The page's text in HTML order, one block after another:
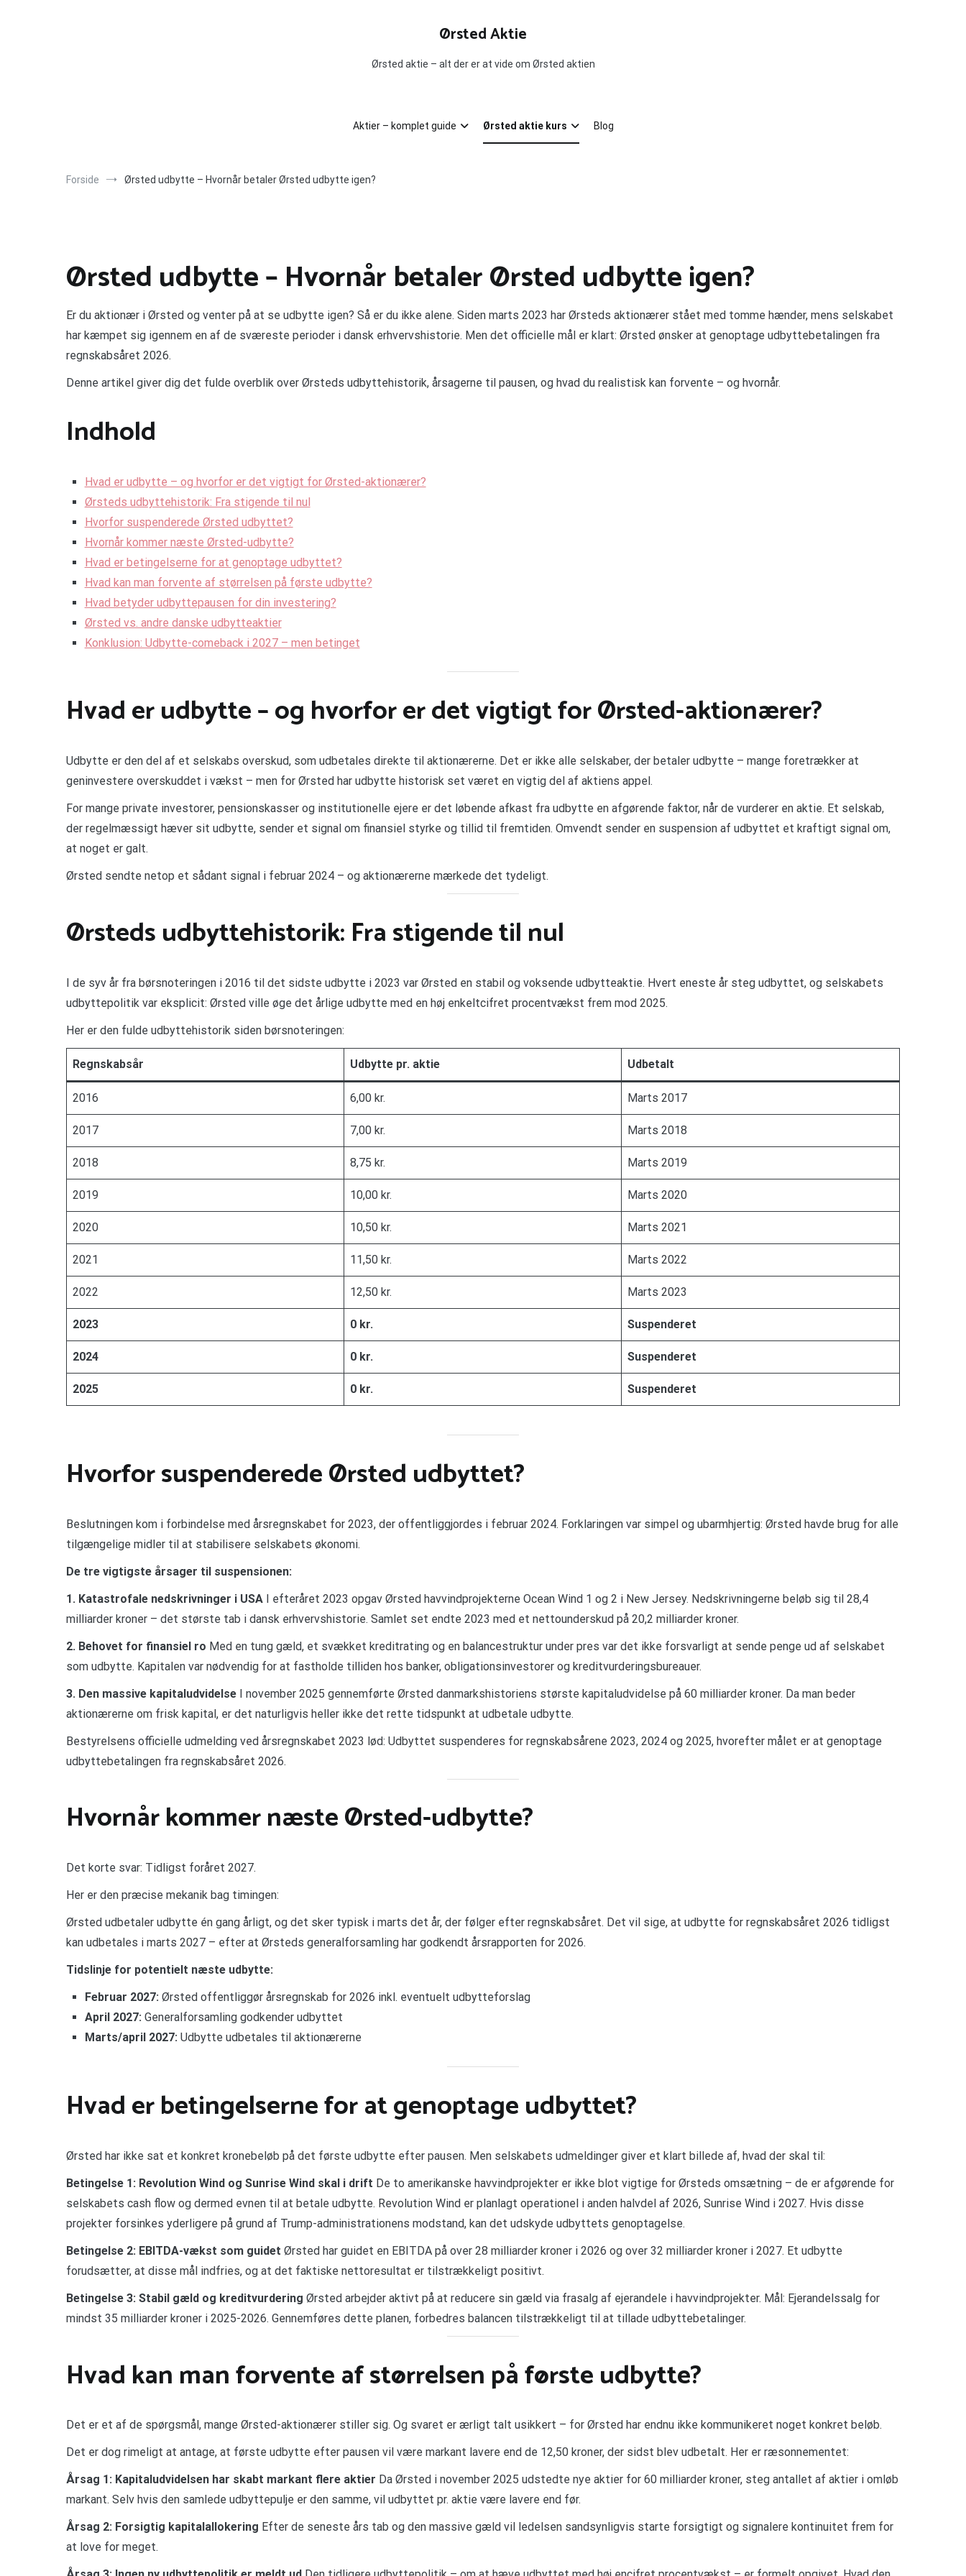
Ørsted Aktie
Ørsted aktie – alt der er at vide om Ørsted aktien
Aktier – komplet guide Ørsted aktie kurs Blog
Forside Ørsted udbytte – Hvornår betaler Ørsted udbytte igen?
Ørsted udbytte – Hvornår betaler Ørsted udbytte igen?
Er du aktionær i Ørsted og venter på at se udbytte igen? Så er du ikke alene. Siden marts 2023 har Ørsteds aktionærer stået med tomme hænder, mens selskabet
har kæmpet sig igennem en af de sværeste perioder i dansk erhvervshistorie. Men det officielle mål er klart: Ørsted ønsker at genoptage udbyttebetalingen fra
regnskabsåret 2026.
Denne artikel giver dig det fulde overblik over Ørsteds udbyttehistorik, årsagerne til pausen, og hvad du realistisk kan forvente – og hvornår.
Indhold
Hvad er udbytte – og hvorfor er det vigtigt for Ørsted-aktionærer?
Ørsteds udbyttehistorik: Fra stigende til nul
Hvorfor suspenderede Ørsted udbyttet?
Hvornår kommer næste Ørsted-udbytte?
Hvad er betingelserne for at genoptage udbyttet?
Hvad kan man forvente af størrelsen på første udbytte?
Hvad betyder udbyttepausen for din investering?
Ørsted vs. andre danske udbytteaktier
Konklusion: Udbytte-comeback i 2027 – men betinget
Hvad er udbytte – og hvorfor er det vigtigt for Ørsted-aktionærer?
Udbytte er den del af et selskabs overskud, som udbetales direkte til aktionærerne. Det er ikke alle selskaber, der betaler udbytte – mange foretrækker at
geninvestere overskuddet i vækst – men for Ørsted har udbytte historisk set været en vigtig del af aktiens appel.
For mange private investorer, pensionskasser og institutionelle ejere er det løbende afkast fra udbytte en afgørende faktor, når de vurderer en aktie. Et selskab,
der regelmæssigt hæver sit udbytte, sender et signal om finansiel styrke og tillid til fremtiden. Omvendt sender en suspension af udbyttet et kraftigt signal om,
at noget er galt.
Ørsted sendte netop et sådant signal i februar 2024 – og aktionærerne mærkede det tydeligt.
Ørsteds udbyttehistorik: Fra stigende til nul
I de syv år fra børsnoteringen i 2016 til det sidste udbytte i 2023 var Ørsted en stabil og voksende udbytteaktie. Hvert eneste år steg udbyttet, og selskabets
udbyttepolitik var eksplicit: Ørsted ville øge det årlige udbytte med en høj enkeltcifret procentvækst frem mod 2025.
Her er den fulde udbyttehistorik siden børsnoteringen:
Regnskabsår Udbytte pr. aktie Udbetalt
2016 6,00 kr. Marts 2017
2017 7,00 kr. Marts 2018
2018 8,75 kr. Marts 2019
2019 10,00 kr. Marts 2020
2020 10,50 kr. Marts 2021
2021 11,50 kr. Marts 2022
2022 12,50 kr. Marts 2023
2023 0 kr. Suspenderet
2024 0 kr. Suspenderet
2025 0 kr. Suspenderet
Hvorfor suspenderede Ørsted udbyttet?
Beslutningen kom i forbindelse med årsregnskabet for 2023, der offentliggjordes i februar 2024. Forklaringen var simpel og ubarmhjertig: Ørsted havde brug for alle
tilgængelige midler til at stabilisere selskabets økonomi.
De tre vigtigste årsager til suspensionen:
1. Katastrofale nedskrivninger i USA I efteråret 2023 opgav Ørsted havvindprojekterne Ocean Wind 1 og 2 i New Jersey. Nedskrivningerne beløb sig til 28,4
milliarder kroner – det største tab i dansk erhvervshistorie. Samlet set endte 2023 med et nettounderskud på 20,2 milliarder kroner.
2. Behovet for finansiel ro Med en tung gæld, et svækket kreditrating og en balancestruktur under pres var det ikke forsvarligt at sende penge ud af selskabet
som udbytte. Kapitalen var nødvendig for at fastholde tilliden hos banker, obligationsinvestorer og kreditvurderingsbureauer.
3. Den massive kapitaludvidelse I november 2025 gennemførte Ørsted danmarkshistoriens største kapitaludvidelse på 60 milliarder kroner. Da man beder
aktionærerne om frisk kapital, er det naturligvis heller ikke det rette tidspunkt at udbetale udbytte.
Bestyrelsens officielle udmelding ved årsregnskabet 2023 lød: Udbyttet suspenderes for regnskabsårene 2023, 2024 og 2025, hvorefter målet er at genoptage
udbyttebetalingen fra regnskabsåret 2026.
Hvornår kommer næste Ørsted-udbytte?
Det korte svar: Tidligst foråret 2027.
Her er den præcise mekanik bag timingen:
Ørsted udbetaler udbytte én gang årligt, og det sker typisk i marts det år, der følger efter regnskabsåret. Det vil sige, at udbytte for regnskabsåret 2026 tidligst
kan udbetales i marts 2027 – efter at Ørsteds generalforsamling har godkendt årsrapporten for 2026.
Tidslinje for potentielt næste udbytte:
Februar 2027: Ørsted offentliggør årsregnskab for 2026 inkl. eventuelt udbytteforslag
April 2027: Generalforsamling godkender udbyttet
Marts/april 2027: Udbytte udbetales til aktionærerne
Hvad er betingelserne for at genoptage udbyttet?
Ørsted har ikke sat et konkret kronebeløb på det første udbytte efter pausen. Men selskabets udmeldinger giver et klart billede af, hvad der skal til:
Betingelse 1: Revolution Wind og Sunrise Wind skal i drift De to amerikanske havvindprojekter er ikke blot vigtige for Ørsteds omsætning – de er afgørende for
selskabets cash flow og dermed evnen til at betale udbytte. Revolution Wind er planlagt operationel i anden halvdel af 2026, Sunrise Wind i 2027. Hvis disse
projekter forsinkes yderligere på grund af Trump-administrationens modstand, kan det udskyde udbyttets genoptagelse.
Betingelse 2: EBITDA-vækst som guidet Ørsted har guidet en EBITDA på over 28 milliarder kroner i 2026 og over 32 milliarder kroner i 2027. Et udbytte
forudsætter, at disse mål indfries, og at det faktiske nettoresultat er tilstrækkeligt positivt.
Betingelse 3: Stabil gæld og kreditvurdering Ørsted arbejder aktivt på at reducere sin gæld via frasalg af ejerandele i havvindprojekter. Mål: Ejerandelssalg for
mindst 35 milliarder kroner i 2025-2026. Gennemføres dette planen, forbedres balancen tilstrækkeligt til at tillade udbyttebetalinger.
Hvad kan man forvente af størrelsen på første udbytte?
Det er et af de spørgsmål, mange Ørsted-aktionærer stiller sig. Og svaret er ærligt talt usikkert – for Ørsted har endnu ikke kommunikeret noget konkret beløb.
Det er dog rimeligt at antage, at første udbytte efter pausen vil være markant lavere end de 12,50 kroner, der sidst blev udbetalt. Her er ræsonnementet:
Årsag 1: Kapitaludvidelsen har skabt markant flere aktier Da Ørsted i november 2025 udstedte nye aktier for 60 milliarder kroner, steg antallet af aktier i omløb
markant. Selv hvis den samlede udbyttepulje er den samme, vil udbyttet pr. aktie være lavere end før.
Årsag 2: Forsigtig kapitalallokering Efter de seneste års tab og den massive gæld vil ledelsen sandsynligvis starte forsigtigt og signalere kontinuitet frem for
at love for meget.